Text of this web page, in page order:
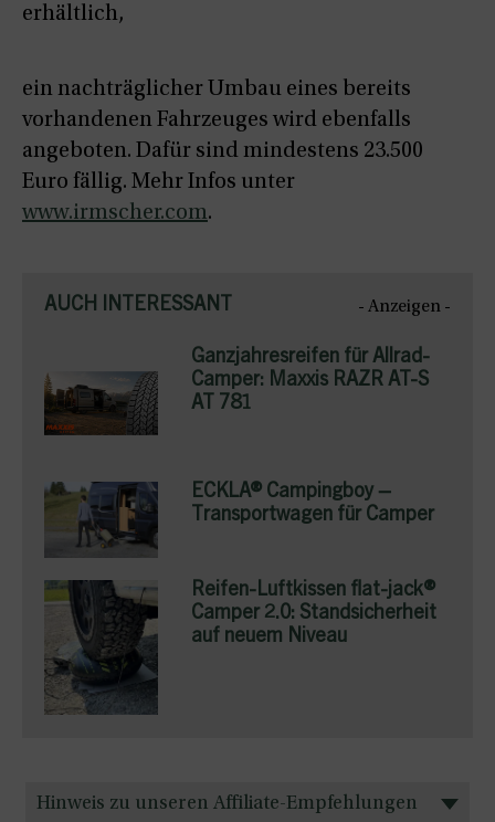
erhältlich,
ein nachträglicher Umbau eines bereits
vorhandenen Fahrzeuges wird ebenfalls
angeboten. Dafür sind mindestens 23.500
Euro fällig. Mehr Infos unter
www.irmscher.com.
AUCH INTERESSANT - Anzeigen -
Ganzjahresreifen für Allrad-
Camper: Maxxis RAZR AT-S
AT 781
ECKLA® Campingboy –
Transportwagen für Camper
Reifen-Luftkissen flat-jack®
Camper 2.0: Standsicherheit
auf neuem Niveau
Hinweis zu unseren Affiliate-Empfehlungen